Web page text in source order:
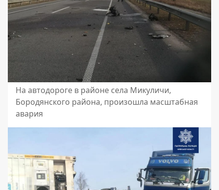
На автодороге в районе села Микуличи,
Бородянского района, произошла масштабная
авария